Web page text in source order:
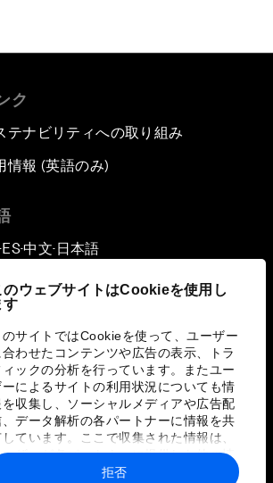
のウェブサイトはCookieを使用し
す
のサイトではCookieを使って、ユーザー
合わせたコンテンツや広告の表示、トラ
ィックの分析を行っています。またユー
によるサイトの利用状況についても情
収集し、ソーシャルメディアや広告配
データ解析の各パートナーに情報を共
ています。ここで収集された情報は、
ーザーが各パートナーに提供した他の情
各パートナーのサービスを使用した際
拒否
ク
テナビリティへの取り組み
情報 (英語のみ)
▪ ES▪中文▪ 日本語